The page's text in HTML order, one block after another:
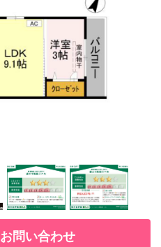
お問い合わせ